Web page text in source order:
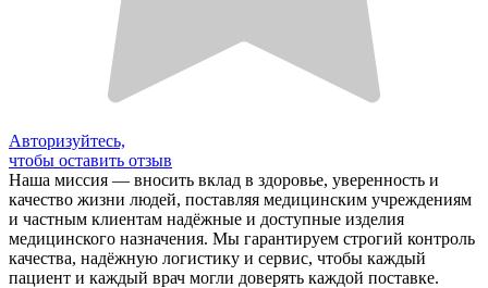
Авторизуйтесь,
чтобы оставить отзыв
Наша миссия — вносить вклад в здоровье, уверенность и
качество жизни людей, поставляя медицинским учреждениям
и частным клиентам надёжные и доступные изделия
медицинского назначения. Мы гарантируем строгий контроль
качества, надёжную логистику и сервис, чтобы каждый
пациент и каждый врач могли доверять каждой поставке.